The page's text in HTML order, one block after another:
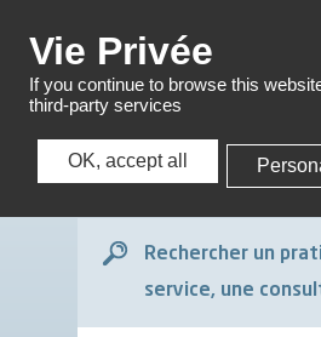
Menu
Rechercher un
service, une
Vie Privée
If you continue to browse this
third-party services
OK, accept all